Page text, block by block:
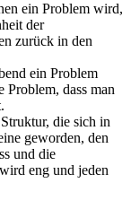
ein Problem wird,
der
zurück in den
ein Problem
Problem, dass man
die sich in
geworden, den
und die
eng und jeden